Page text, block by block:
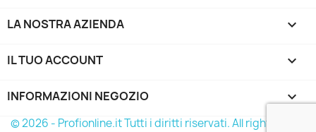
LA NOSTRA AZIENDA 
IL TUO ACCOUNT 
INFORMAZIONI NEGOZIO keyboard_arrow_down
© 2026 - Profionline.it Tutti i diritti riservati. All rights